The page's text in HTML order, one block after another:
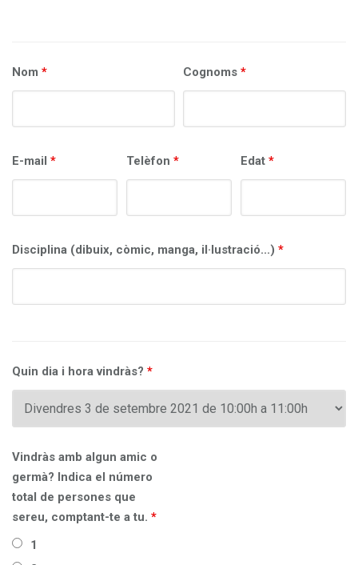
Nom * Cognoms*
E-mail * Telèfon * Edat *
Disciplina (dibuix, còmic, manga, il·lustració...) *
Quin dia i hora vindràs? *
Vindràs amb algun amic o
germà? Indica el número
total de persones que
sereu, comptant-te a tu. *
1